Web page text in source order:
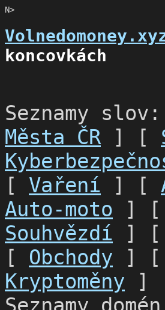
N>
koncovkách
Seznamy
Města ČR ] [
[ Vaření ] [
Auto-moto ] [
Souhvězdí ] [
[ Obchody ] [
Kryptoměny ]
Seznamy